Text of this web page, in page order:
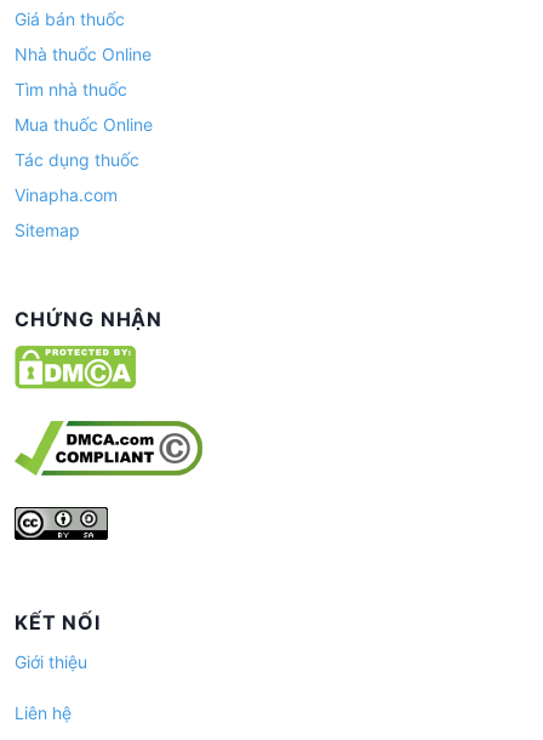
Giá bán thuốc
Nhà thuốc Online
Tìm nhà thuốc
Mua thuốc Online
Tác dụng thuốc
Vinapha.com
Sitemap
CHỨNG NHẬN
KẾT NỐI
Giới thiệu
Liên hệ